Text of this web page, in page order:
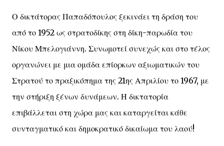
Ο δικτάτορας Παπαδόπουλος ξεκινάει τη δράση του
από το 1952 ως στρατοδίκης στη δίκη-παρωδία του
Νίκου Μπελογιάννη. Συνωμοτεί συνεχώς και στο τέλος
οργανώνει με μια ομάδα επίορκων αξιωματικών του
Στρατού το πραξικόπημα της 21ης Απριλίου το 1967, με
την στήριξη ξένων δυνάμεων. Η δικτατορία
επιβάλλεται στη χώρα μας και καταργείται κάθε
συνταγματικό και δημοκρατικό δικαίωμα του λαού!